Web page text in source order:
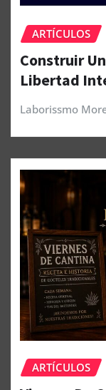
ARTÍCULOS
Construir
Libertad
Laborissmo
ARTÍCULOS